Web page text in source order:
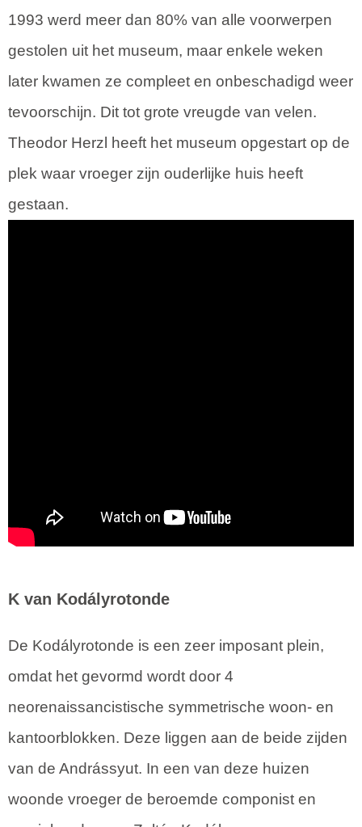
1993 werd meer dan 80% van alle voorwerpen
gestolen uit het museum, maar enkele weken
later kwamen ze compleet en onbeschadigd weer
tevoorschijn. Dit tot grote vreugde van velen.
Theodor Herzl heeft het museum opgestart op de
plek waar vroeger zijn ouderlijke huis heeft
gestaan.
K van Kodályrotonde
De Kodályrotonde is een zeer imposant plein,
omdat het gevormd wordt door 4
neorenaissancistische symmetrische woon- en
kantoorblokken. Deze liggen aan de beide zijden
van de Andrássyut. In een van deze huizen
woonde vroeger de beroemde componist en